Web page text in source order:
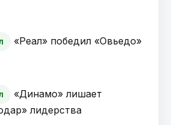
«Реал» победил «Овьедо»
«Динамо» лишает
лидерства